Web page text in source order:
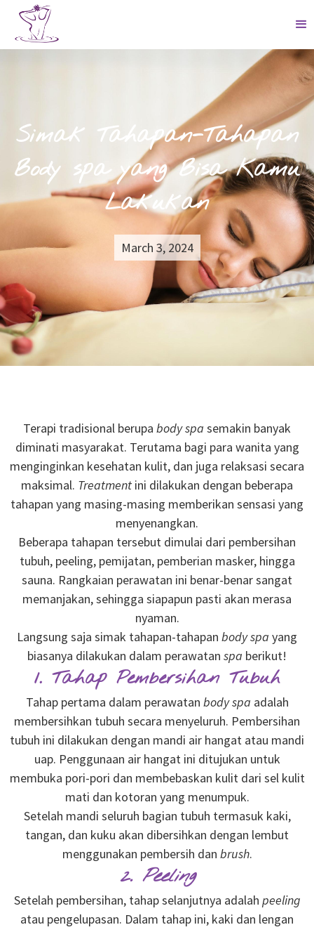
Simak Tahapan-Tahapan
Body spa yang Bisa Kamu
Lakukan
March 3, 2024
Terapi tradisional berupa body spa semakin banyak
diminati masyarakat. Terutama bagi para wanita yang
menginginkan kesehatan kulit, dan juga relaksasi secara
maksimal. Treatment ini dilakukan dengan beberapa
tahapan yang masing-masing memberikan sensasi yang
menyenangkan.
Beberapa tahapan tersebut dimulai dari pembersihan
tubuh, peeling, pemijatan, pemberian masker, hingga
sauna. Rangkaian perawatan ini benar-benar sangat
memanjakan, sehingga siapapun pasti akan merasa
nyaman.
Langsung saja simak tahapan-tahapan body spa yang
biasanya dilakukan dalam perawatan spa berikut!
1. Tahap Pembersihan Tubuh
Tahap pertama dalam perawatan body spa adalah
membersihkan tubuh secara menyeluruh. Pembersihan
tubuh ini dilakukan dengan mandi air hangat atau mandi
uap. Penggunaan air hangat ini ditujukan untuk
membuka pori-pori dan membebaskan kulit dari sel kulit
mati dan kotoran yang menumpuk.
Setelah mandi seluruh bagian tubuh termasuk kaki,
tangan, dan kuku akan dibersihkan dengan lembut
menggunakan pembersih dan brush.
2. Peeling
Setelah pembersihan, tahap selanjutnya adalah peeling
atau pengelupasan. Dalam tahap ini, kaki dan lengan